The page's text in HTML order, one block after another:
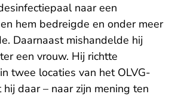
naar een
hem bedreigde en onder meer
Daarnaast mishandelde hij
een vrouw. Hij richtte
twee locaties van het OLVG-
daar – naar zijn mening ten